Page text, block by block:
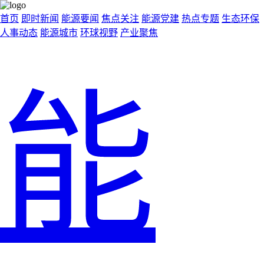
首页 即时新闻 能源要闻 焦点关注 能源党建 热点专题 生态环保
人事动态 能源城市 环球视野 产业聚焦
能